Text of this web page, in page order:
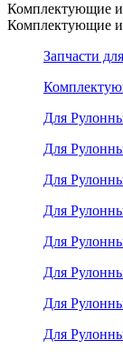
Комплектующие и
Комплектующие и
Запчасти
Для
Для
Для
Для
Для
Для
Для
Для